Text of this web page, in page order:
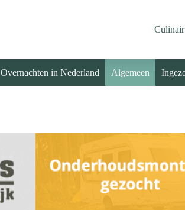
Culinair
Overnachten in Nederland Algemeen